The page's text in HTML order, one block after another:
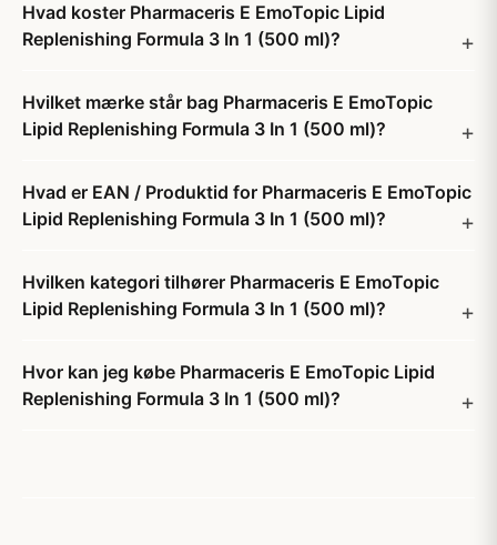
Hvad koster Pharmaceris E EmoTopic Lipid
Replenishing Formula 3 In 1 (500 ml)?
Hvilket mærke står bag Pharmaceris E EmoTopic
Lipid Replenishing Formula 3 In 1 (500 ml)?
Hvad er EAN / Produktid for Pharmaceris E EmoTopic
Lipid Replenishing Formula 3 In 1 (500 ml)?
Hvilken kategori tilhører Pharmaceris E EmoTopic
Lipid Replenishing Formula 3 In 1 (500 ml)?
Hvor kan jeg købe Pharmaceris E EmoTopic Lipid
Replenishing Formula 3 In 1 (500 ml)?